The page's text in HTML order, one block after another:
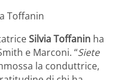
Toffanin
Silvia Toffanin ha
e Marconi. “Siete
la conduttrice,